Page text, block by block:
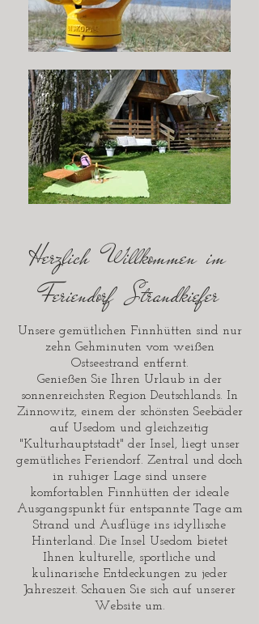
Herzlich Willkommen im
Feriendorf Strandkiefer
Unsere gemütlichen Finnhütten sind nur
zehn Gehminuten vom weißen
Ostseestrand entfernt.
Genießen Sie Ihren Urlaub in der
sonnenreichsten Region Deutschlands. In
Zinnowitz, einem der schönsten Seebäder
auf Usedom und gleichzeitig
"Kulturhauptstadt" der Insel, liegt unser
gemütliches Feriendorf. Zentral und doch
in ruhiger Lage sind unsere
komfortablen Finnhütten der ideale
Ausgangspunkt für entspannte Tage am
Strand und Ausflüge ins idyllische
Hinterland. Die Insel Usedom bietet
Ihnen kulturelle, sportliche und
kulinarische Entdeckungen zu jeder
Jahreszeit. Schauen Sie sich auf unserer
Website um.